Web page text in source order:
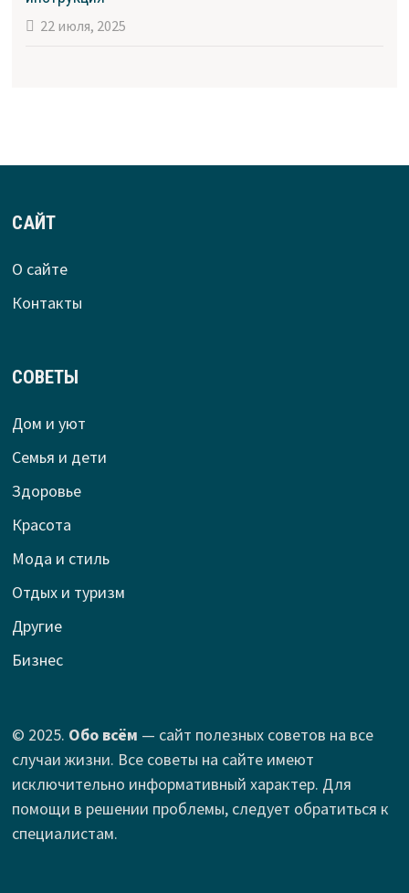
22 июля, 2025
САЙТ
О сайте
Контакты
СОВЕТЫ
Дом и уют
Семья и дети
Здоровье
Красота
Мода и стиль
Отдых и туризм
Другие
Бизнес
© 2025. Обо всём — сайт полезных советов на все
случаи жизни. Все советы на сайте имеют
исключительно информативный характер. Для
помощи в решении проблемы, следует обратиться к
специалистам.